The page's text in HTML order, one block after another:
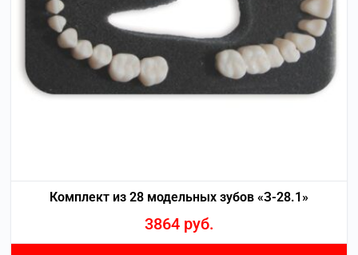
Комплект из 28 модельных зубов «З-28.1»
3864 руб.